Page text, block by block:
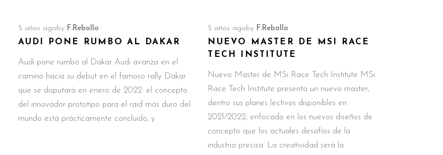
5 años ago by F.Rebollo
AUDI PONE RUMBO AL DAKAR
Audi pone rumbo al Dakar Audi avanza en el
camino hacia su debut en el famoso rally Dakar
que se disputará en enero de 2022: el concepto
del innovador prototipo para el raid más duro del
mundo está prácticamente concluido, y
5 años ago by F.Rebollo
NUEVO MASTER DE MSI RACE
TECH INSTITUTE
Nuevo Master de MSi Race Tech Institute MSi
Race Tech Institute presenta un nuevo master,
dentro sus planes lectivos disponibles en
2021/2022, enfocado en los nuevos diseños de
concepto que los actuales desafíos de la
industria precisa. La creatividad será la